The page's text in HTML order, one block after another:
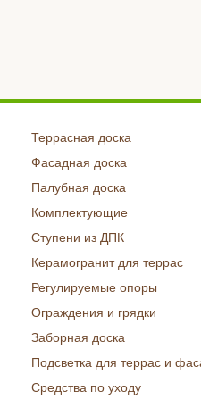
Террасная доска
Фасадная доска
Палубная доска
Комплектующие
Ступени из ДПК
Керамогранит для террас
Регулируемые опоры
Ограждения и грядки
Заборная доска
Подсветка для террас и
Средства по уходу